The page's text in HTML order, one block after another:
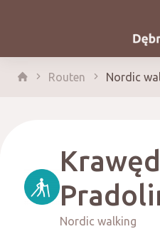
Routen Nordic
Nordic walking